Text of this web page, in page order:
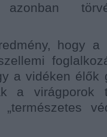
hogy a
a vidéken élők
a